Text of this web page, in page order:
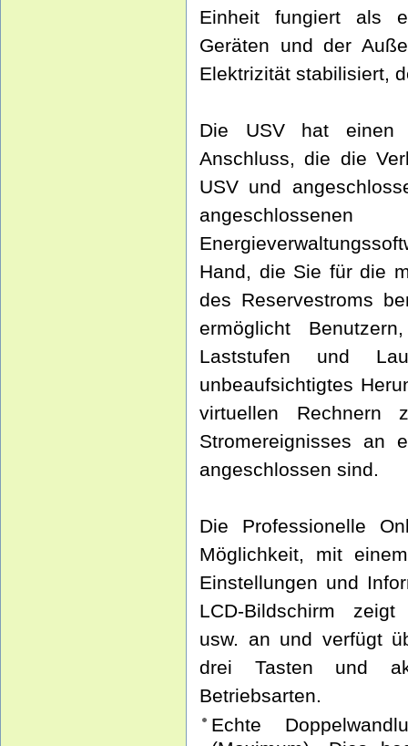
Einheit fungiert als
Geräten und der
Elektrizität stabilisiert,
Die USV hat einen
Anschluss, die die
USV und
Hand, die Sie für die
des Reservestroms
ermöglicht
Laststufen und
unbeaufsichtigtes
virtuellen Rechnern
Stromereignisses an
angeschlossen sind.
Die Professionelle
Möglichkeit, mit
Einstellungen und
LCD-Bildschirm zeigt
usw. an und verfügt
drei Tasten und
Betriebsarten.
Echte